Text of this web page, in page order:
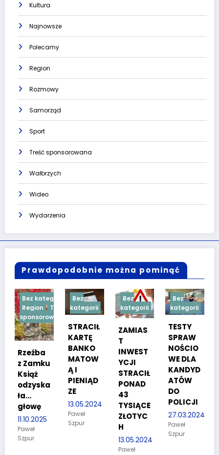
Kultura
Najnowsze
Polecamy
Region
Rozmowy
Samorząd
Sport
Treść sponsorowana
Wałbrzych
Wideo
Wydarzenia
Prawdopodobnie można pominąć
Treść
Bez
kategorii
STRACIŁ
KARTĘ
BANKO
MATOW
Ą I
PIENIĄD
ZE
13.05.2024
Szpur
Bez
kategorii
ZAMIAS
T
INWEST
YCJI
PONAD
TYSIĄCE
ZŁOTYC
H
Bez
kategorii
TESTY
NOŚCIO
WE DLA
KANDYD
ATÓW
POLICJI
27.03.2024
Bez
kategorii
W ręce
policjan
tów
wpadło
dwóch
poszuki
08.02.2024
Paweł
Szpur